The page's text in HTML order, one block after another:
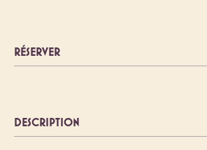
DESCRIPTION
RÉSERVER